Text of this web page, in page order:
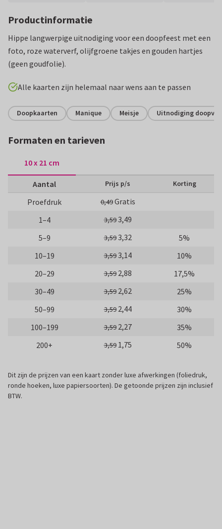
Productinformatie
Hippe langwerpige uitnodiging voor een doopfeest met een
foto, roze waterverf, olijfgroene takjes en gouden hartjes
(geen goudfolie).
Alle kaarten zijn helemaal naar wens aan te passen
Doopkaarten Manique Meisje Uitnodiging
Formaten en tarieven
10 x 21 cm
Aantal Prijs p/s Korting
Proefdruk 0,49Gratis
1–4
3,593,49
5–9
3,593,32
5%
10–19
3,593,14
10%
20–29
3,59 2,88
17,5%
30–49
3,59 2,62
25%
50–99
3,59 2,44
30%
100–199
3,59 2,27
35%
200+
3,59 1,75 50%
Dit zijn de prijzen van een kaart zonder luxe afwerkingen (foliedruk,
ronde hoeken, luxe papiersoorten). De getoonde prijzen zijn inclusief
BTW.